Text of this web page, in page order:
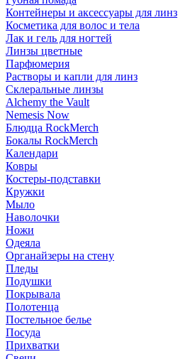
Контейнеры и аксессуары для линз
Косметика для волос и тела
Лак и гель для ногтей
Линзы цветные
Парфюмерия
Растворы и капли для линз
Склеральные линзы
Alchemy the Vault
Nemesis Now
Блюдца RockMerch
Бокалы RockMerch
Календари
Ковры
Костеры-подставки
Кружки
Мыло
Наволочки
Ножи
Одеяла
Органайзеры на стену
Пледы
Подушки
Покрывала
Полотенца
Постельное белье
Посуда
Прихватки